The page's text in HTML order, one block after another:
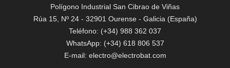
Polígono Industrial San Cibrao de Viñas
Rúa 15, Nº 24 - 32901 Ourense - Galicia (España)
Teléfono: (+34) 988 362 037
WhatsApp: (+34) 618 806 537
E-mail: electro@electrobat.com